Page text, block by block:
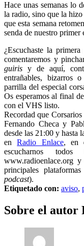
Hace unas semanas lo
la radio, sino que la
que esta semana
senda de nuestro primer
¿Escuchaste la
comentaremos y
guiris y de aquí,
entrañables, bizarros
parrilla del especial
Os esperamos al final
con el VHS listo.
Recordad que
Fernando Checa y
desde las 21:00 y hasta
enRadio Enlace, en
escucharnos
www.radioenlace.org
principales
podcast).
Etiquetado con: aviso,
Sobre el autor